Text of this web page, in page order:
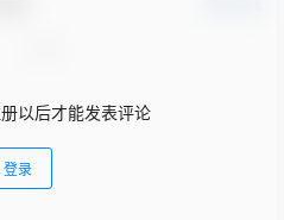
以后才能发表评论
登录